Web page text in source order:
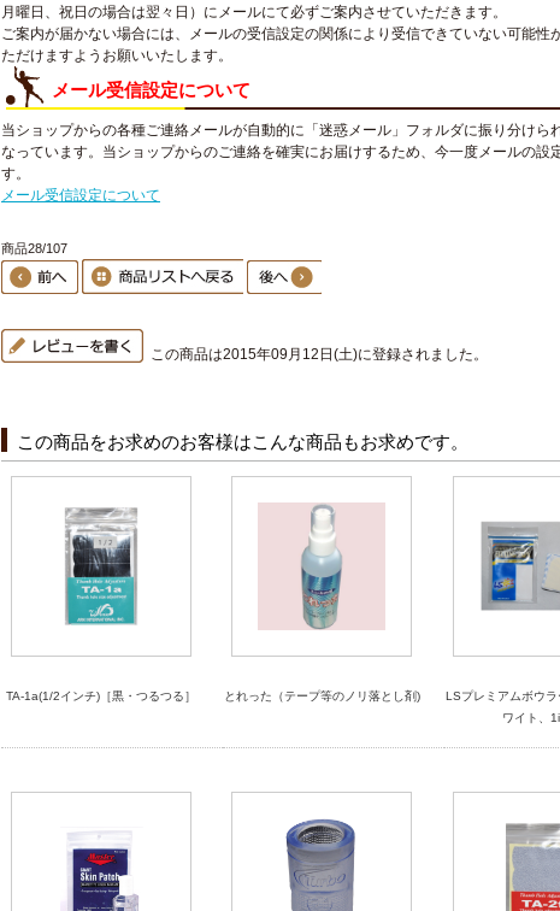
月曜日、祝日の場合は翌々日）にメールにて必ずご案内させていただきます。
ご案内が届かない場合には、メールの受信設定の関係により受信できていない可能
ただけますようお願いいたします。
メール受信設定について
当ショップからの各種ご連絡メールが自動的に「迷惑メール」フォルダに振り分けら
なっています。当ショップからのご連絡を確実にお届けするため、今一度メールの設
す。
メール受信設定について
商品28/107
この商品は2015年09月12日(土)に登録されました。
この商品をお求めのお客様はこんな商品もお求めです。
TA-1a(1/2インチ)［黒・つるつる］ とれった（テープ等のノリ落とし剤)
LSプレミアムボウ
ワイト、